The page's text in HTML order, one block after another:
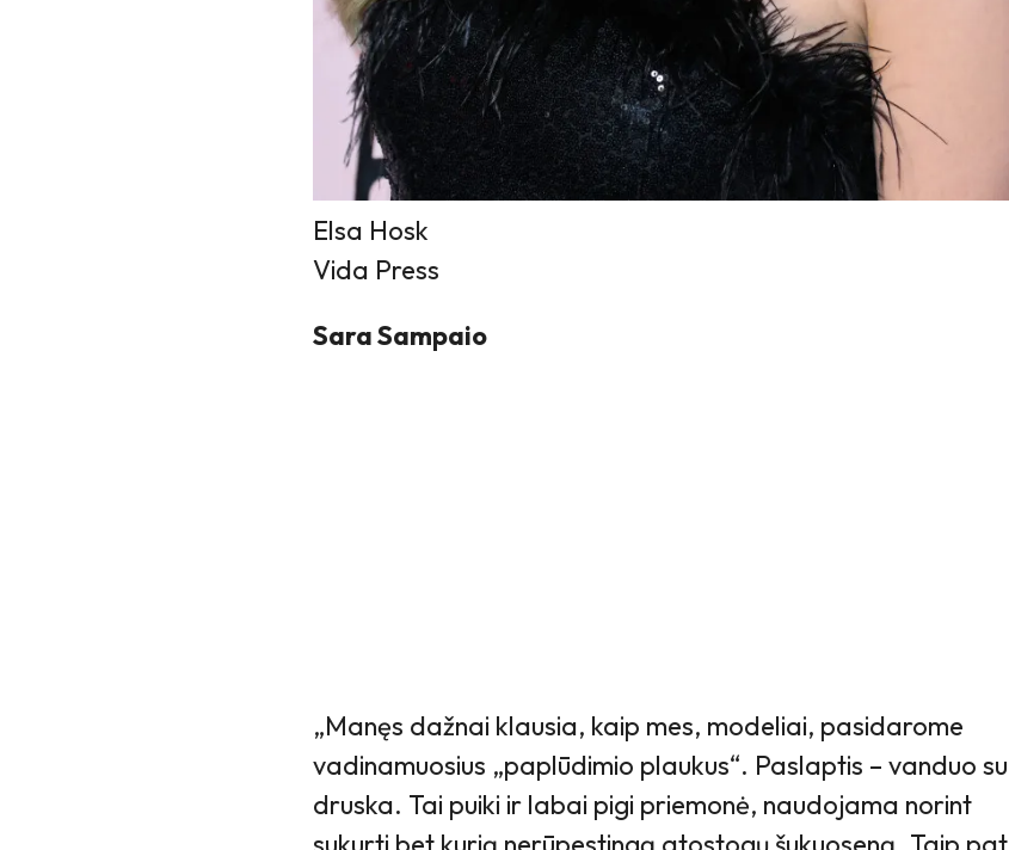
Elsa Hosk
Vida Press
Sara Sampaio
„Manęs dažnai klausia, kaip mes, modeliai, pasidarome
vadinamuosius „paplūdimio plaukus“. Paslaptis – vanduo su
druska. Tai puiki ir labai pigi priemonė, naudojama norint